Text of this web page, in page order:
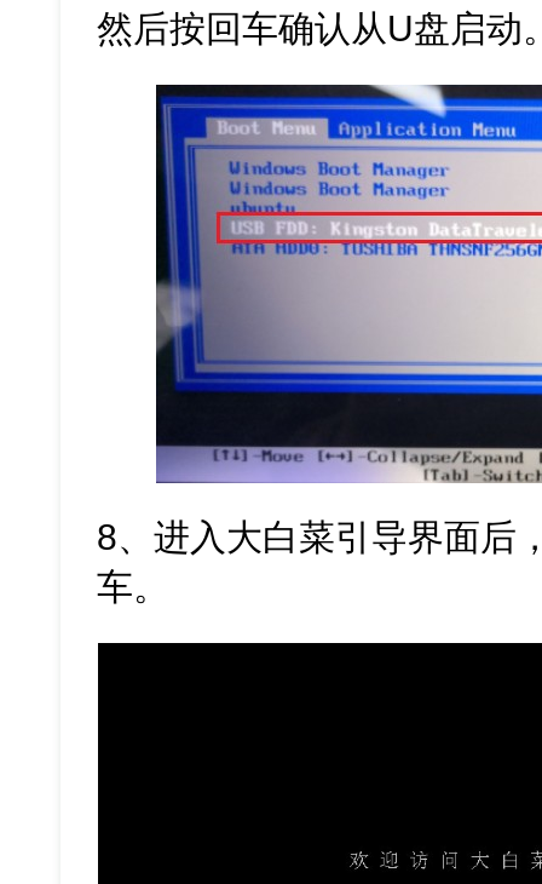
然后按回车确认从U盘启动
8、进入大白菜引导界面后
车。